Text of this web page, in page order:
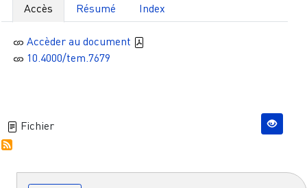
Accès Résumé Index
Accèder au document
10.4000/tem.7679
Fichier